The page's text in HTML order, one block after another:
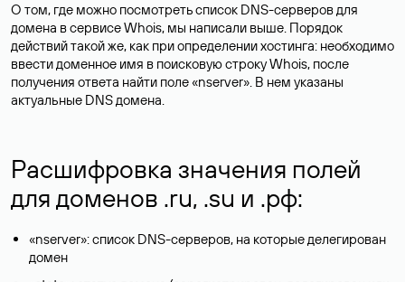
О том, где можно посмотреть список DNS-серверов для
домена в сервисе Whois, мы написали выше. Порядок
действий такой же, как при определении хостинга: необходимо
ввести доменное имя в поисковую строку Whois, после
получения ответа найти поле «nserver». В нем указаны
актуальные DNS домена.
Расшифровка значения полей
для доменов .ru, .su и .рф:
«nserver»: список DNS-серверов, на которые делегирован
домен